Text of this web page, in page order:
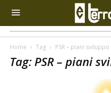
Home Tag PSR – piani
Tag: PSR – piani